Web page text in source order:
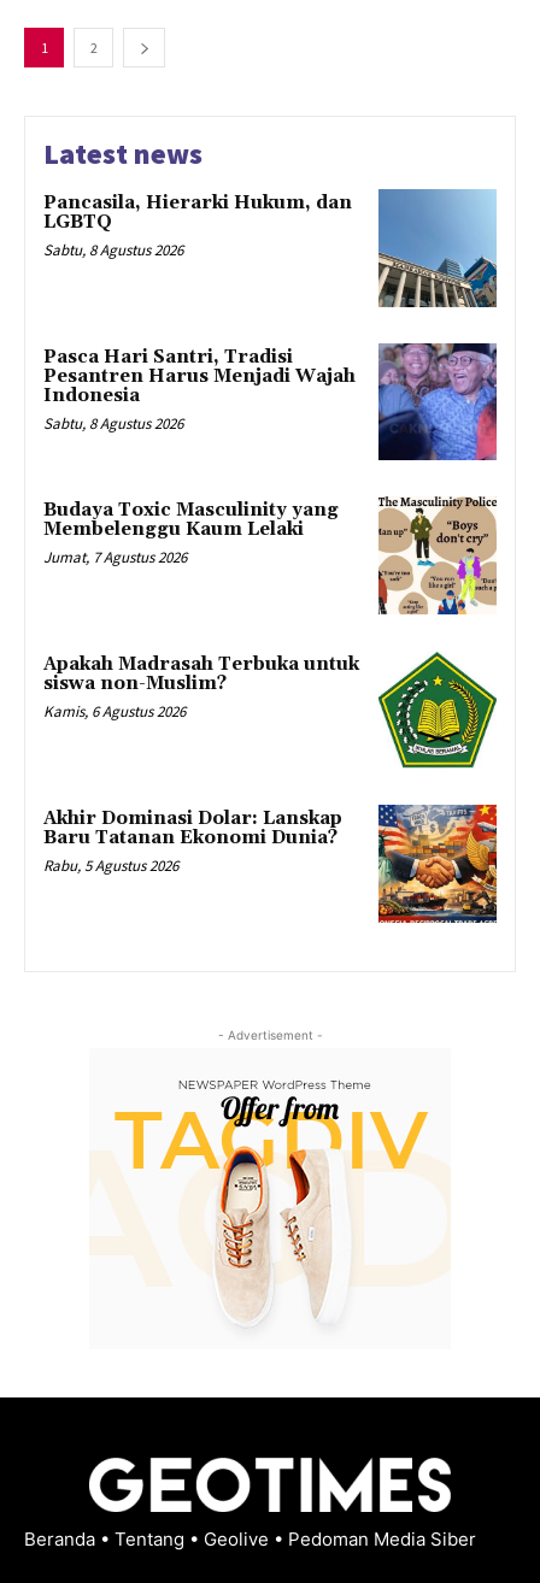
1 2
Latest news
Pancasila, Hierarki Hukum, dan
LGBTQ
Sabtu, 8 Agustus 2026
Pasca Hari Santri, Tradisi
Pesantren Harus Menjadi Wajah
Indonesia
Sabtu, 8 Agustus 2026
Budaya Toxic Masculinity yang
Membelenggu Kaum Lelaki
Jumat, 7 Agustus 2026
Apakah Madrasah Terbuka untuk
siswa non-Muslim?
Kamis, 6 Agustus 2026
Akhir Dominasi Dolar: Lanskap
Baru Tatanan Ekonomi Dunia?
Rabu, 5 Agustus 2026
- Advertisement -
Beranda • Tentang • Geolive • Pedoman Media Siber